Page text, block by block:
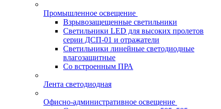
Промышленное освещение
Взрывозащещенные светильники
Светильники LED для высоких пролетов
серии ДСП-01 и отражатели
Светильники линейные светодиодные
влагозащитные
Со встроенным ПРА
Лента светодиодная
Офисно-административное освещение